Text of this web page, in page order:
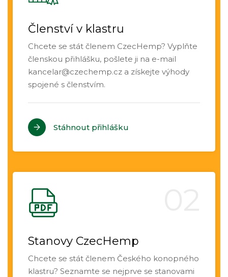
Členství v klastru
Chcete se stát členem CzecHemp? Vyplňte
členskou přihlášku, pošlete ji na e-mail
kancelar@czechemp.cz a získejte výhody
spojené s členstvím.
Stáhnout přihlášku
Stanovy CzecHemp
Chcete se stát členem Českého konopného
klastru? Seznamte se nejprve se stanovami